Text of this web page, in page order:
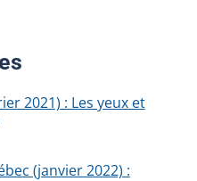
2021) : Les yeux et
(janvier 2022) :